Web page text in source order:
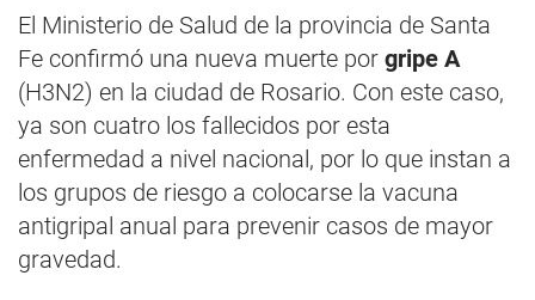
El Ministerio de Salud de la provincia de Santa
Fe confirmó una nueva muerte por gripe A
(H3N2) en la ciudad de Rosario. Con este caso,
ya son cuatro los fallecidos por esta
enfermedad a nivel nacional, por lo que instan a
los grupos de riesgo a colocarse la vacuna
antigripal anual para prevenir casos de mayor
gravedad.